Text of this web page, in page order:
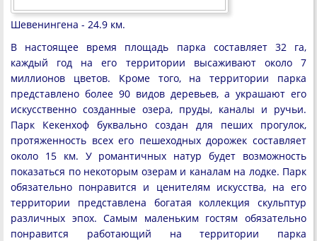
Шевенингена - 24.9 км.
В настоящее время площадь парка составляет 32 га,
каждый год на его территории высаживают около 7
миллионов цветов. Кроме того, на территории парка
представлено более 90 видов деревьев, а украшают его
искусственно созданные озера, пруды, каналы и ручьи.
Парк Кекенхоф буквально создан для пеших прогулок,
протяженность всех его пешеходных дорожек составляет
около 15 км. У романтичных натур будет возможность
показаться по некоторым озерам и каналам на лодке. Парк
обязательно понравится и ценителям искусства, на его
территории представлена богатая коллекция скульптур
различных эпох. Самым маленьким гостям обязательно
понравится работающий на территории парка